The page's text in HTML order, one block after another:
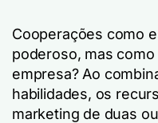
Cooperações como
poderoso, mas
empresa? Ao
habilidades, os
marketing de duas